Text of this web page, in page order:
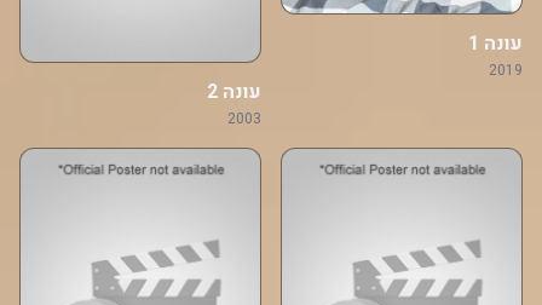
עונה 1
2019
עונה 2
2003